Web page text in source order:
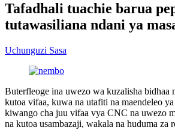
Tafadhali tuachie barua
tutawasiliana ndani ya
Uchunguzi Sasa
Buterfleoge ina uwezo wa kuzalisha bidhaa
kutoa vifaa, kuwa na utafiti na maendeleo
kiwango cha juu vifaa vya CNC na uwezo
na kutoa usambazaji, wakala na huduma za